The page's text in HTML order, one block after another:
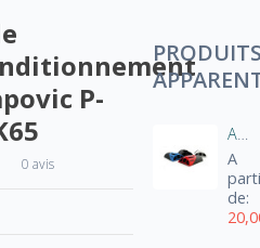
P-
0 avis
Aération manche blouson moto
A
de: